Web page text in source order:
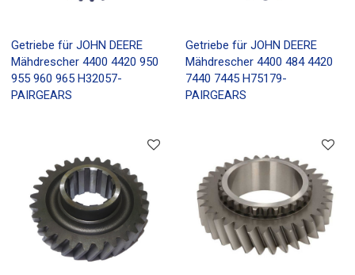
Getriebe für JOHN DEERE
Mähdrescher 4400 4420 950
955 960 965 H32057-
PAIRGEARS
Getriebe für JOHN DEERE
Mähdrescher 4400 484 4420
7440 7445 H75179-
PAIRGEARS